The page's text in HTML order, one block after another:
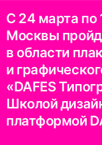
С 24 марта по
Москвы
в области
и
«DAFES
Школой
платформой